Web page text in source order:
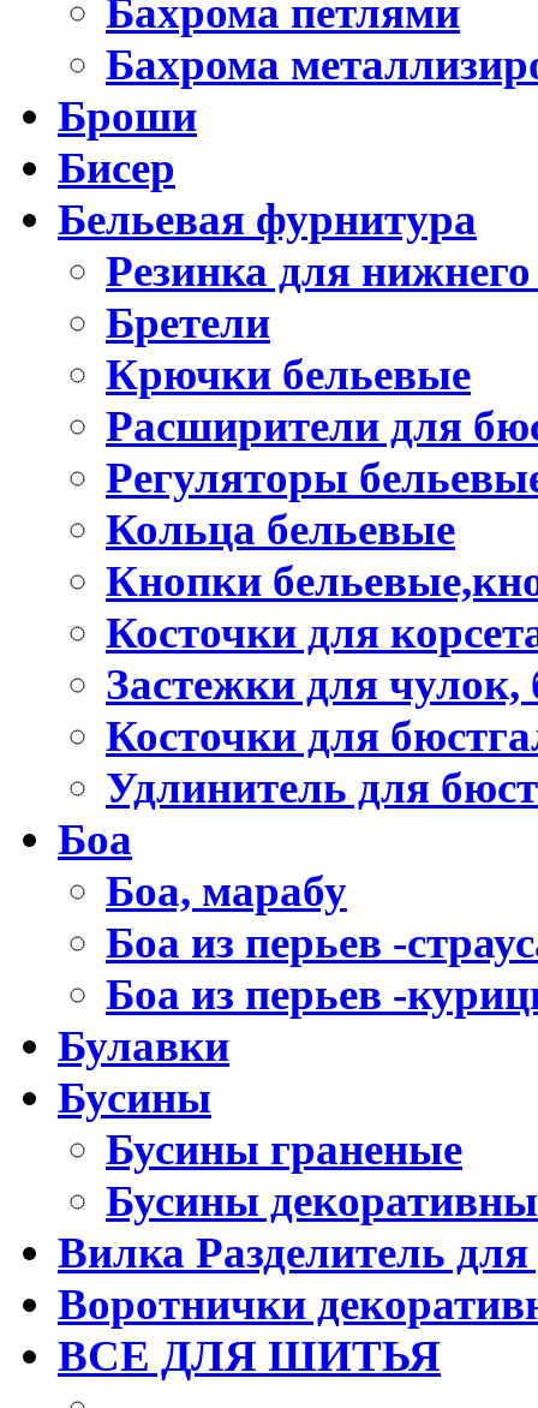
Бахрома петлями
Бахрома
Броши
Бисер
Бельевая фурнитура
Резинка для
Бретели
Крючки бельевые
Расширители для
Регуляторы
Кольца бельевые
Кнопки
Косточки для
Застежки для чулок,
Косточки для
Удлинитель для
Боа
Боа, марабу
Боа из перьев -
Боа из перьев -
Булавки
Бусины
Бусины граненые
Бусины
Вилка Разделитель для
Воротнички
ВСЕ ДЛЯ ШИТЬЯ